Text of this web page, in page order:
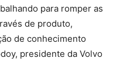
para romper as
de produto,
de conhecimento
presidente da Volvo